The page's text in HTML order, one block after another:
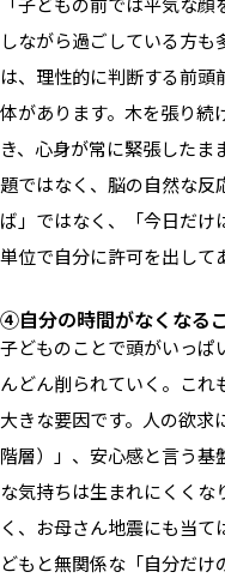
「子どもの前では平気な
しながら過ごしている方
は、理性的に判断する前頭
体があります。木を張り続
き、心身が常に緊張したま
題ではなく、脳の自然な反
ば」ではなく、「今日だけ
単位で自分に許可を出して
④自分の時間がなくなる
子どものことで頭がいっぱ
んどん削られていく。これ
大きな要因です。人の欲求
階層）」、安心感と言う基
な気持ちは生まれにくくな
く、お母さん地震にも当て
どもと無関係な「自分だけ